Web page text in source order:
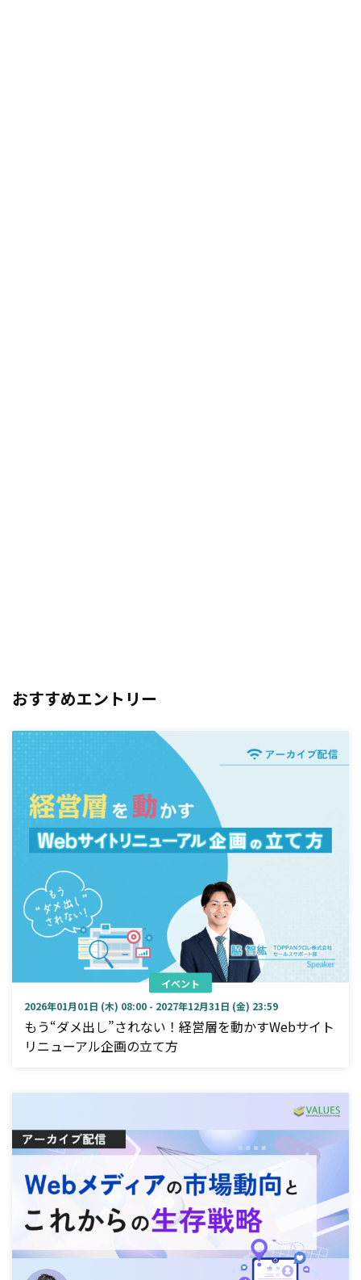
おすすめエントリー
イベント
2026年01月01日 (木) 08:00 - 2027年12月31日 (金) 23:59
もう“ダメ出し”されない！経営層を動かすWebサイト
リニューアル企画の立て方